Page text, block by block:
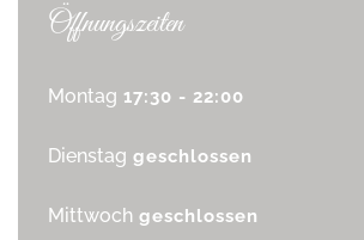
Öffnungszeiten
Montag 17:30 - 22:00
Dienstag geschlossen
Mittwoch geschlossen